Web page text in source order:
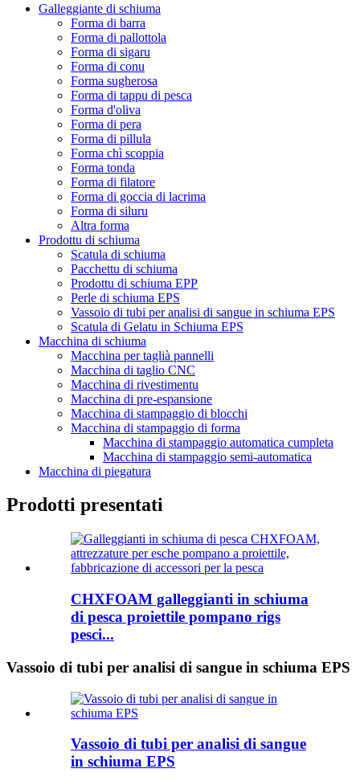
Galleggiante di schiuma
Forma di barra
Forma di pallottola
Forma di sigaru
Forma di conu
Forma sugherosa
Forma di tappu di pesca
Forma d'oliva
Forma di pera
Forma di pillula
Forma chì scoppia
Forma tonda
Forma di filatore
Forma di goccia di lacrima
Forma di siluru
Altra forma
Prodottu di schiuma
Scatula di schiuma
Pacchettu di schiuma
Prodottu di schiuma EPP
Perle di schiuma EPS
Vassoio di tubi per analisi di sangue in schiuma EPS
Scatula di Gelatu in Schiuma EPS
Macchina di schiuma
Macchina per taglià pannelli
Macchina di taglio CNC
Macchina di rivestimentu
Macchina di pre-espansione
Macchina di stampaggio di blocchi
Macchina di stampaggio di forma
Macchina di stampaggio automatica cumpleta
Macchina di stampaggio semi-automatica
Macchina di piegatura
Prodotti presentati
CHXFOAM galleggianti in schiuma
di pesca proiettile pompano rigs
pesci...
Vassoio di tubi per analisi di sangue in schiuma EPS
Vassoio di tubi per analisi di sangue
in schiuma EPS